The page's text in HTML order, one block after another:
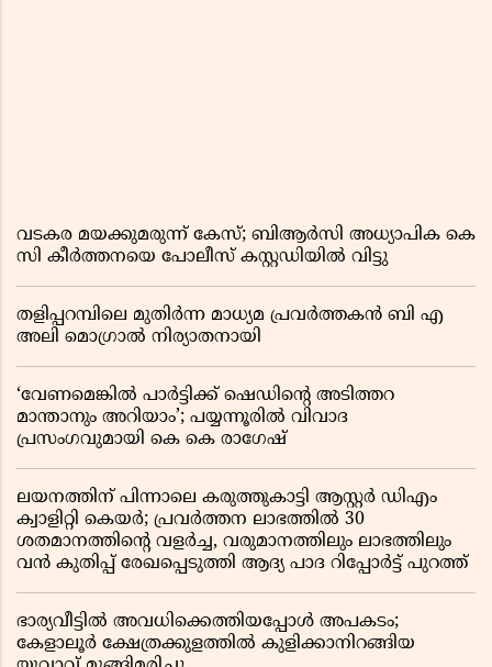
വടകര മയക്കുമരുന്ന് കേസ്; ബിആർസി അധ്യാപിക കെ
സി കീർത്തനയെ പോലീസ് കസ്റ്റഡിയിൽ വിട്ടു
തളിപ്പറമ്പിലെ മുതിർന്ന മാധ്യമ പ്രവർത്തകൻ ബി എ
അലി മൊഗ്രാൽ നിര്യാതനായി
‘വേണമെങ്കിൽ പാർട്ടിക്ക് ഷെഡിൻ്റെ അടിത്തറ
മാന്താനും അറിയാം’; പയ്യന്നൂരിൽ വിവാദ
പ്രസംഗവുമായി കെ കെ രാഗേഷ്
ലയനത്തിന് പിന്നാലെ കരുത്തുകാട്ടി ആസ്റ്റർ ഡിഎം
ക്വാളിറ്റി കെയർ; പ്രവർത്തന ലാഭത്തിൽ 30
ശതമാനത്തിൻ്റെ വളർച്ച, വരുമാനത്തിലും ലാഭത്തിലും
വൻ കുതിപ്പ് രേഖപ്പെടുത്തി ആദ്യ പാദ റിപ്പോർട്ട് പുറത്ത്
ഭാര്യവീട്ടിൽ അവധിക്കെത്തിയപ്പോൾ അപകടം;
കേളാലൂർ ക്ഷേത്രക്കുളത്തിൽ കുളിക്കാനിറങ്ങിയ